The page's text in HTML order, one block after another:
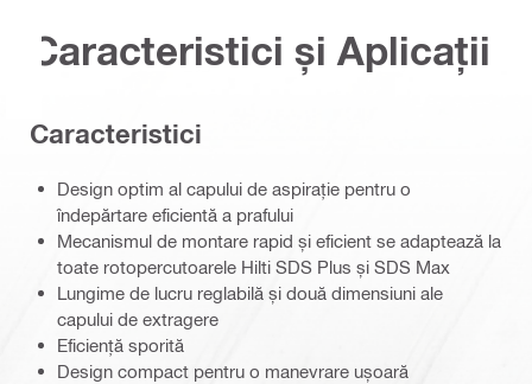
Caracteristici și Aplicații
Caracteristici
Design optim al capului de aspirație pentru o
îndepărtare eficientă a prafului
Mecanismul de montare rapid și eficient se adaptează la
toate rotopercutoarele Hilti SDS Plus și SDS Max
Lungime de lucru reglabilă și două dimensiuni ale
capului de extragere
Eficiență sporită
Design compact pentru o manevrare ușoară